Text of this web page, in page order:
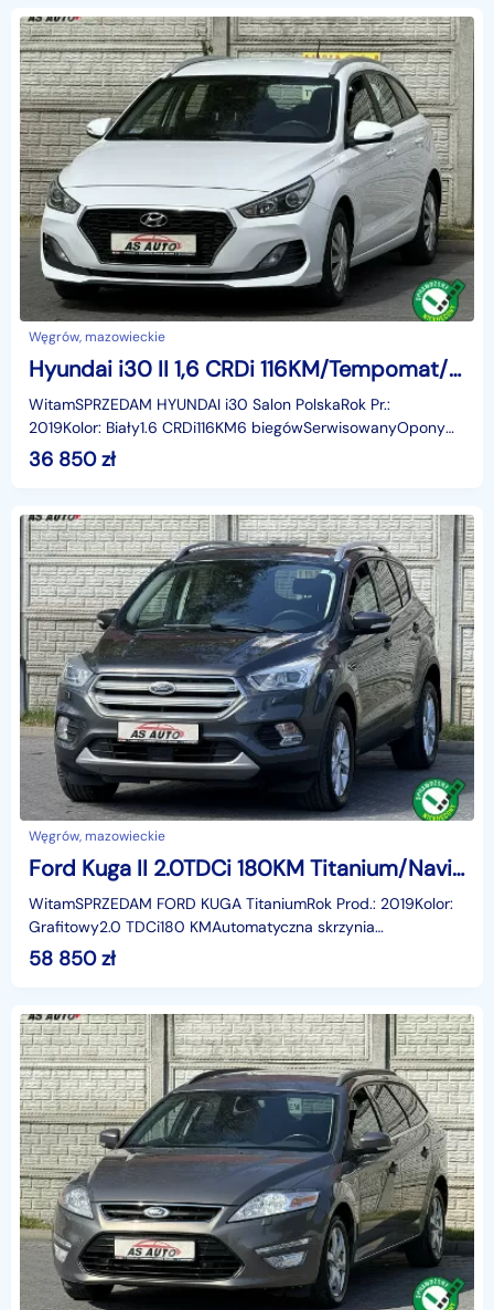
Węgrów, mazowieckie
Hyundai i30 II 1,6 CRDi 116KM/Tempomat/LaneAssist/Serwisowany/SalonPL
WitamSPRZEDAM HYUNDAI i30 Salon PolskaRok Pr.:
2019Kolor: Biały1.6 CRDi116KM6 biegówSerwisowanyOpony
jak noweTempomatBluetoothUSBClimatronicLane
AssistCzysty śr
36 850zł
Węgrów, mazowieckie
Ford Kuga II 2.0TDCi 180KM Titanium/Navi/Kamera/Półskóry/Tempomat/Serwis/Alu
WitamSPRZEDAM FORD KUGA TitaniumRok Prod.: 2019Kolor:
Grafitowy2.0 TDCi180 KMAutomatyczna skrzynia
biegówBezwypadkowyKsiążka serwisowaSerwisowany do
końca w ASO
58 850zł